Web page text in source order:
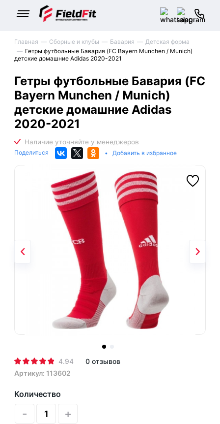
Главная Сборные и клубы Бавария
Детская форма
Гетры футбольные Бавария (FC Bayern Munchen / Munich)
детские домашние Adidas 2020-2021
Гетры футбольные Бавария (FC
Bayern Munchen / Munich)
детские домашние Adidas
2020-2021
Поделиться • Добавить в избранное
4.94
0 отзывов
Артикул: 113602
Количество
- +